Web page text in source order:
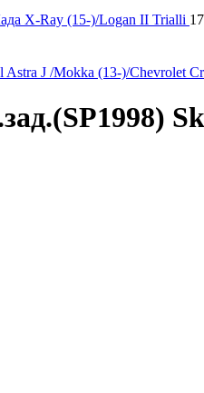
X-Ray (15-)/Logan II Trialli
Astra J /Mokka (13-)/Chevrolet